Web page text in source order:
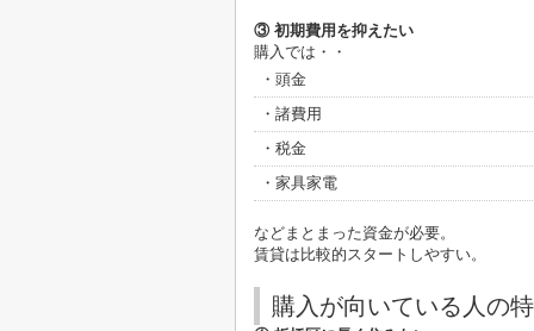
③ 初期費用を抑えたい
購入では・・
・頭金
・諸費用
・税金
・家具家電
などまとまった資金が必要。
賃貸は比較的スタートしやすい。
購入が向いている人の